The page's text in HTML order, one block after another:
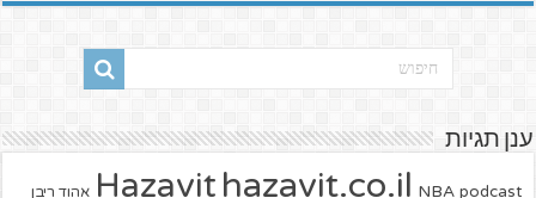
ענן תגיות
Hazavit hazavit.co.il NBA podcast אהוד ריבן